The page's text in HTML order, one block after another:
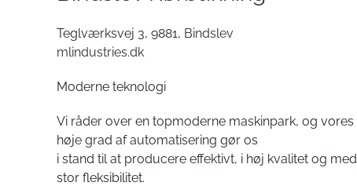
Teglværksvej 3, 9881, Bindslev
mlindustries.dk
Moderne teknologi
Vi råder over en topmoderne maskinpark, og vores
høje grad af automatisering gør os
i stand til at producere effektivt, i høj kvalitet og med
stor fleksibilitet.